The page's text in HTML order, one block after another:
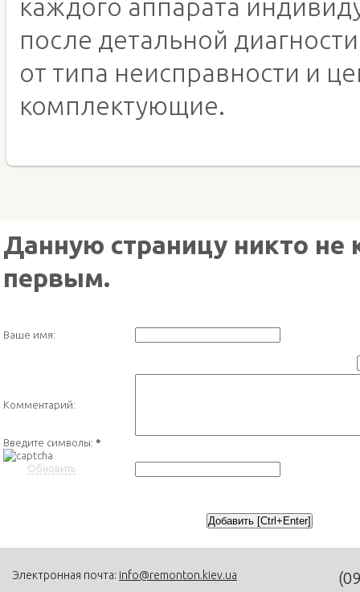
каждого аппарата
после детальной
от типа неисправности и
комплектующие.
Данную страницу никто
первым.
Ваше имя:
Комментарий:
Введите символы: *
Обновить
Электронная почта: info@remonton.kiev.ua